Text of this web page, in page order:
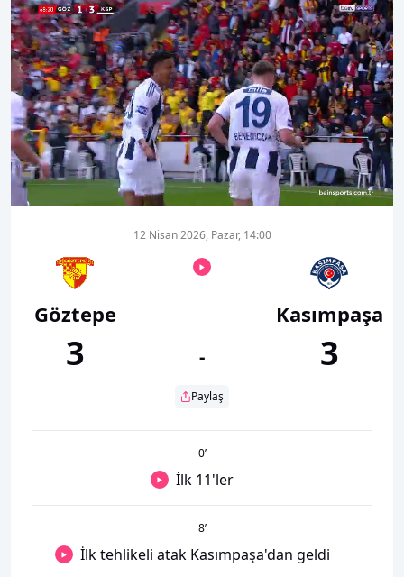
00:17 01:26
Göztepe
3
12 Nisan 2026, Pazar, 14:00
-
Paylaş
Kasımpaşa
3
0’
İlk 11'ler
8’
İlk tehlikeli atak Kasımpaşa'dan geldi